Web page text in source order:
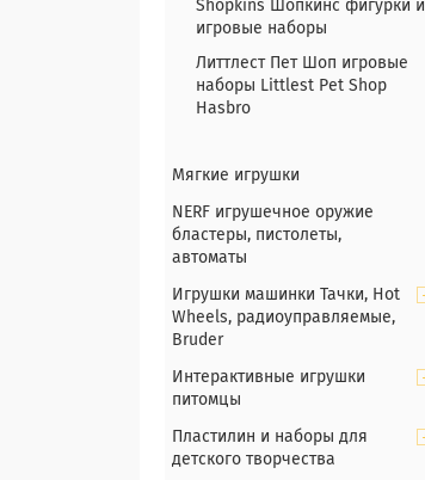
Shopkins Шопкинс фигурки и
игровые наборы
Литтлест Пет Шоп игровые
наборы Littlest Pet Shop
Hasbro
Мягкие игрушки
NERF игрушечное оружие
бластеры, пистолеты,
автоматы
Игрушки машинки Тачки, Hot
Wheels, радиоуправляемые,
Bruder
Интерактивные игрушки
питомцы
Пластилин и наборы для
детского творчества